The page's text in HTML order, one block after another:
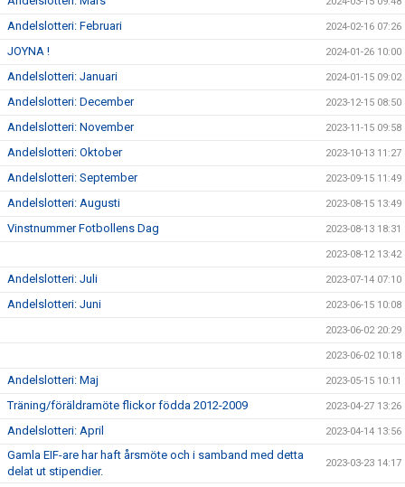
Andelslotteri: Februari 2024-02-16 07:26
JOYNA ! 2024-01-26 10:00
Andelslotteri: Januari 2024-01-15 09:02
Andelslotteri: December 2023-12-15 08:50
Andelslotteri: November 2023-11-15 09:58
Andelslotteri: Oktober 2023-10-13 11:27
Andelslotteri: September 2023-09-15 11:49
Andelslotteri: Augusti 2023-08-15 13:49
Vinstnummer Fotbollens Dag 2023-08-13 18:31
2023-08-12 13:42
Andelslotteri: Juli 2023-07-14 07:10
Andelslotteri: Juni 2023-06-15 10:08
2023-06-02 20:29
2023-06-02 10:18
Andelslotteri: Maj 2023-05-15 10:11
Träning/föräldramöte flickor födda 2012-2009 2023-04-27 13:26
Andelslotteri: April 2023-04-14 13:56
Gamla EIF-are har haft årsmöte och i samband med detta
delat ut stipendier.
2023-03-23 14:17